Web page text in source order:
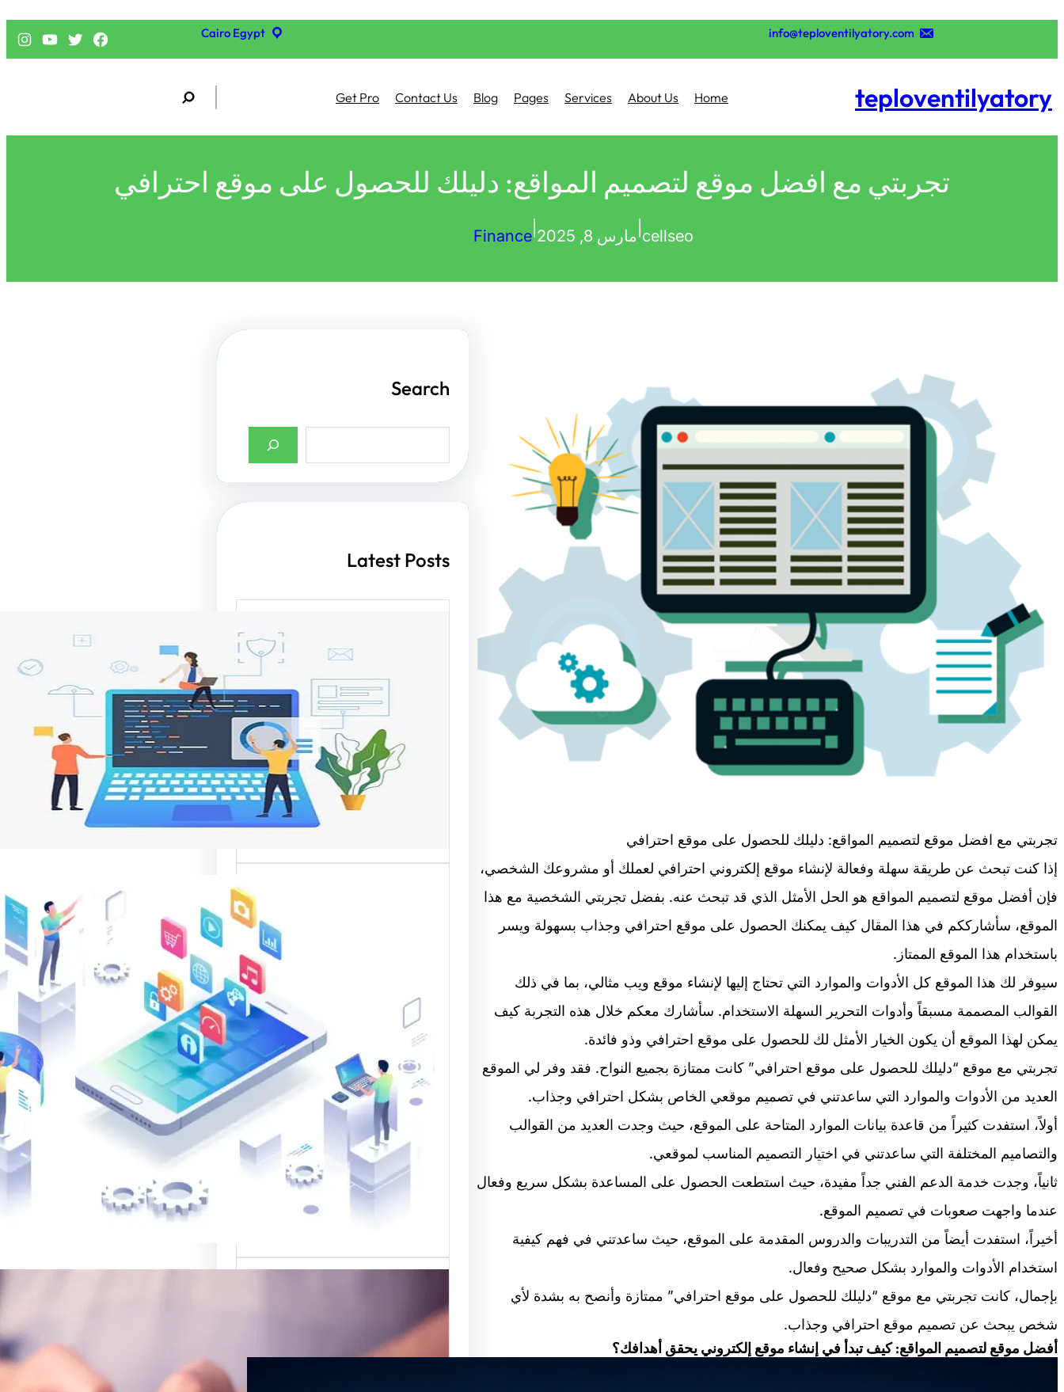
info@teploventilyatory.com
Cairo Egypt فيسبوك تويتر يوتيوب إنستجرام
teploventilyatory
Home
About Us
Services
Pages
Blog
Contact Us
Get Pro
S
a
c
تجربتي مع افضل موقع لتصميم المواقع: دليلك للحصول على موقع احترافي
cellseo مارس 8, 2025 Finance
تجربتي مع افضل موقع لتصميم المواقع: دليلك للحصول على موقع احترافي
إذا كنت تبحث عن طريقة سهلة وفعالة لإنشاء موقع إلكتروني احترافي لعملك أو مشروعك الشخصي،
فإن أفضل موقع لتصميم المواقع هو الحل الأمثل الذي قد تبحث عنه. بفضل تجربتي الشخصية مع هذا
الموقع، سأشارككم في هذا المقال كيف يمكنك الحصول على موقع احترافي وجذاب بسهولة ويسر
باستخدام هذا الموقع الممتاز.
سيوفر لك هذا الموقع كل الأدوات والموارد التي تحتاج إليها لإنشاء موقع ويب مثالي، بما في ذلك
القوالب المصممة مسبقاً وأدوات التحرير السهلة الاستخدام. سأشارك معكم خلال هذه التجربة كيف
يمكن لهذا الموقع أن يكون الخيار الأمثل لك للحصول على موقع احترافي وذو فائدة.
تجربتي مع موقع “دليلك للحصول على موقع احترافي” كانت ممتازة بجميع النواح. فقد وفر لي الموقع
العديد من الأدوات والموارد التي ساعدتني في تصميم موقعي الخاص بشكل احترافي وجذاب.
أولاً، استفدت كثيراً من قاعدة بيانات الموارد المتاحة على الموقع، حيث وجدت العديد من القوالب
والتصاميم المختلفة التي ساعدتني في اختيار التصميم المناسب لموقعي.
ثانياً، وجدت خدمة الدعم الفني جداً مفيدة، حيث استطعت الحصول على المساعدة بشكل سريع وفعال
عندما واجهت صعوبات في تصميم الموقع.
أخيراً، استفدت أيضاً من التدريبات والدروس المقدمة على الموقع، حيث ساعدتني في فهم كيفية
استخدام الأدوات والموارد بشكل صحيح وفعال.
بإجمال، كانت تجربتي مع موقع “دليلك للحصول على موقع احترافي” ممتازة وأنصح به بشدة لأي
شخص يبحث عن تصميم موقع احترافي وجذاب.
أفضل موقع لتصميم المواقع: كيف تبدأ في إنشاء موقع إلكتروني يحقق أهدافك؟
Search
a
Latest Posts
أهمية تصميم واجهات مواقع
الإنترنت في جذب الزوار
وتحسين تجربة المستخدم
تعد واجهات مواقع الإنترنت من
أهم عناصر تصميم المواقع
الإلكترونية،…
متخصصة في تقديم أفضل
القوالب لتصميم المواقع
موقع قوالب: منصة متخصصة
في تقديم أفضل القوالب
لتصميم المواقع…